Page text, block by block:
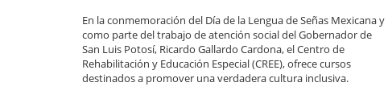
En la conmemoración del Día de la Lengua de Señas Mexicana y
como parte del trabajo de atención social del Gobernador de
San Luis Potosí, Ricardo Gallardo Cardona, el Centro de
Rehabilitación y Educación Especial (CREE), ofrece cursos
destinados a promover una verdadera cultura inclusiva.